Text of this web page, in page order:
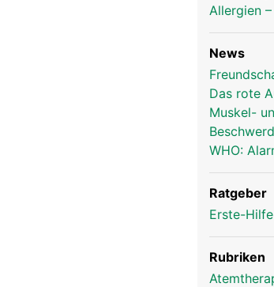
Allergien
News
Das rote
Muskel-
WHO:
Ratgeber
Erste-
Rubriken